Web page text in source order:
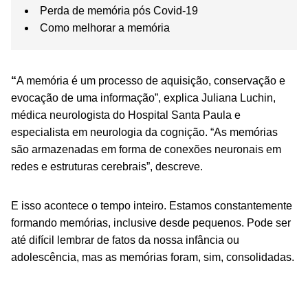
Perda de memória pós Covid-19
Como melhorar a memória
“A memória é um processo de aquisição, conservação e
evocação de uma informação”, explica Juliana Luchin,
médica neurologista do Hospital Santa Paula e
especialista em neurologia da cognição. “As memórias
são armazenadas em forma de conexões neuronais em
redes e estruturas cerebrais”, descreve.
E isso acontece o tempo inteiro. Estamos constantemente
formando memórias, inclusive desde pequenos. Pode ser
até difícil lembrar de fatos da nossa infância ou
adolescência, mas as memórias foram, sim, consolidadas.